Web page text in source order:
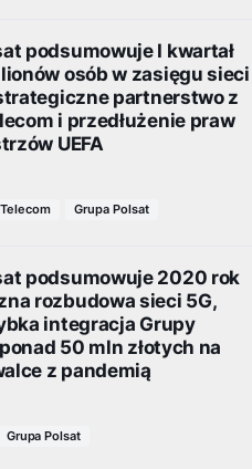
podsumowuje I kwartał
osób w zasięgu sieci
partnerstwo z
i przedłużenie praw
UEFA
Grupa Polsat
podsumowuje 2020 rok
rozbudowa sieci 5G,
integracja Grupy
50 mln złotych na
z pandemią
Grupa Polsat